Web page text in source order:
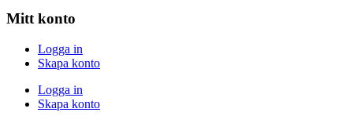
Mitt konto
Logga in
Skapa konto
Logga in
Skapa konto